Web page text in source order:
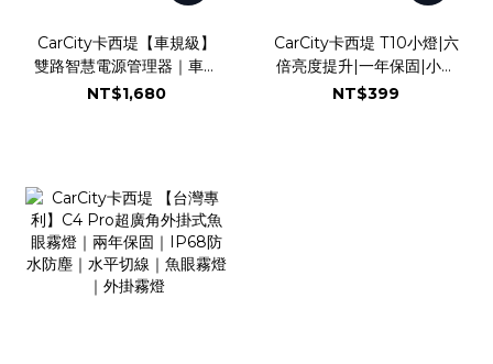
CarCity卡西堤【車規級】
雙路智慧電源管理器｜車用
電源管理模組｜雙路輸出
NT$1,680
CarCity卡西堤 T10小燈|六
倍亮度提升|一年保固|小體
積高亮度|18+1芯
NT$399